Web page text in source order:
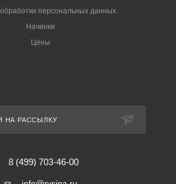
персональных данных
Начинки
Цены
НА РАССЫЛКУ
8 (499) 703-46-00